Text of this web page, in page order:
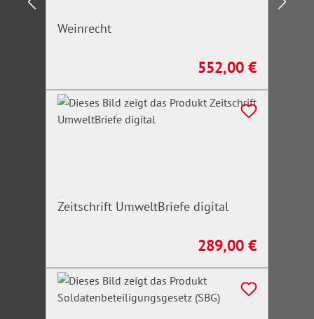
Weinrecht
Regulärer Preis:
552,00 €
Zeitschrift UmweltBriefe digital
Regulärer Preis:
289,00 €